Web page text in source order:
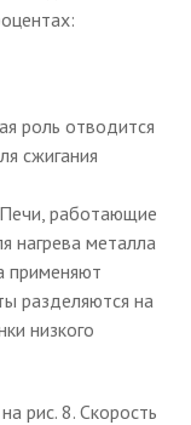
роль отводится
сжигания
работающие
нагрева металла
применяют
разделяются на
низкого
рис. 8. Скорость